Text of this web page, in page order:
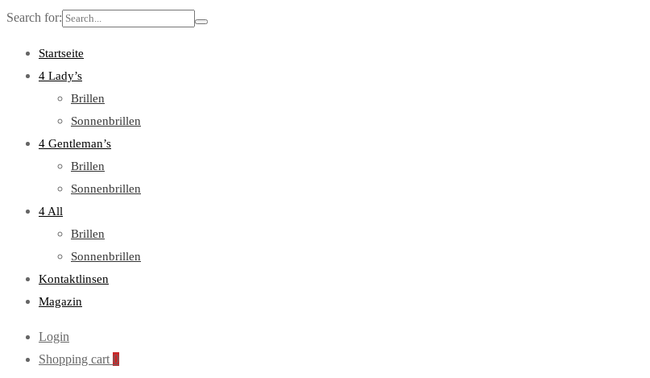
Search for:
Startseite
4 Lady’s
Brillen
Sonnenbrillen
4 Gentleman’s
Brillen
Sonnenbrillen
4 All
Brillen
Sonnenbrillen
Kontaktlinsen
Magazin
Login
Shopping cart 0